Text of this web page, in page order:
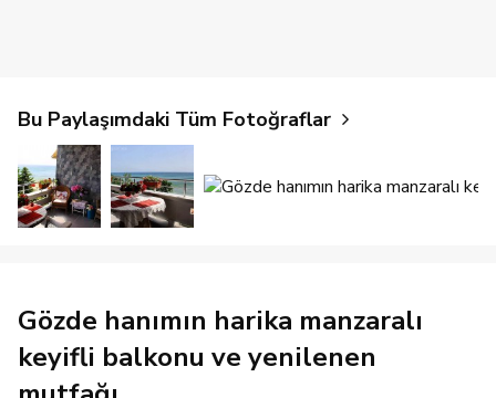
Bu Paylaşımdaki Tüm Fotoğraflar
Gözde hanımın harika manzaralı
keyifli balkonu ve yenilenen